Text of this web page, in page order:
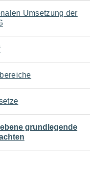
Umsetzung der
grundlegende